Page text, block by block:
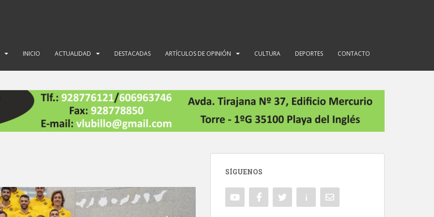
INICIO ACTUALIDAD DESTACADAS ARTÍCULOS DE OPINIÓN CULTURA DEPORTES CONTACTO
SÍGUENOS